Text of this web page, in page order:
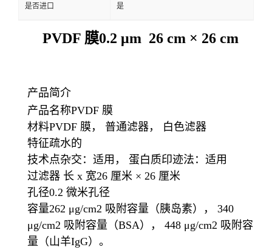
是否进口 是
PVDF 膜0.2 μm 26 cm × 26 cm
产品简介
产品名称PVDF 膜
材料PVDF 膜， 普通滤器， 白色滤器
特征疏水的
技术点杂交：适用， 蛋白质印迹法：适用
过滤器 长 x 宽26 厘米 × 26 厘米
孔径0.2 微米孔径
容量262 μg/cm2 吸附容量（胰岛素）， 340
μg/cm2 吸附容量（BSA）， 448 μg/cm2 吸附容
量（山羊IgG）。